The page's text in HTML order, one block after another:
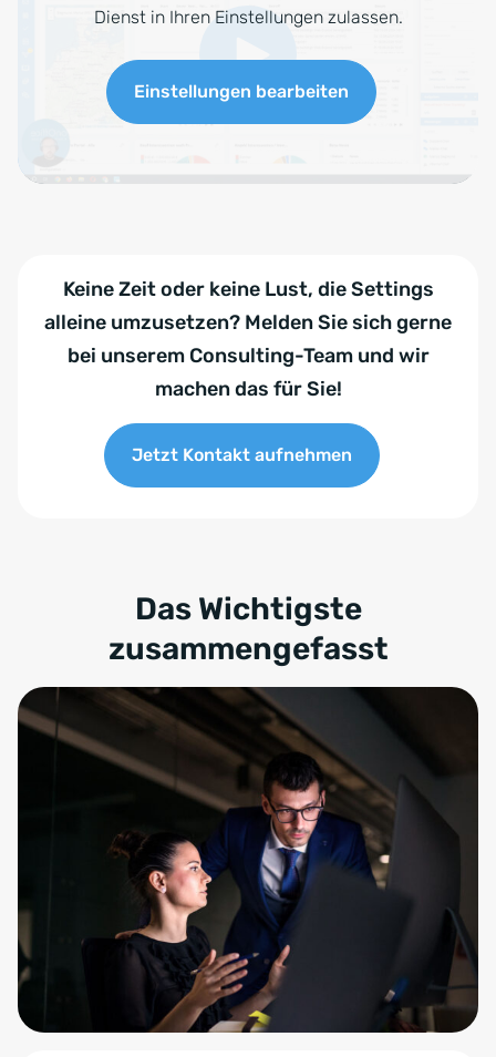
Dienst in Ihren Einstellungen zulassen.
Einstellungen bearbeiten
Keine Zeit oder keine Lust, die Settings
alleine umzusetzen? Melden Sie sich gerne
bei unserem Consulting-Team und wir
machen das für Sie!
Jetzt Kontakt aufnehmen
Das Wichtigste
zusammengefasst